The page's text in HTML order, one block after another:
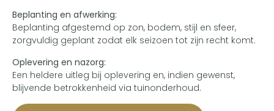
Beplanting en afwerking:
Beplanting afgestemd op zon, bodem, stijl en sfeer,
zorgvuldig geplant zodat elk seizoen tot zijn recht komt.
Oplevering en nazorg:
Een heldere uitleg bij oplevering en, indien gewenst,
blijvende betrokkenheid via tuinonderhoud.